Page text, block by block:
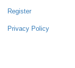
Register
Privacy Policy